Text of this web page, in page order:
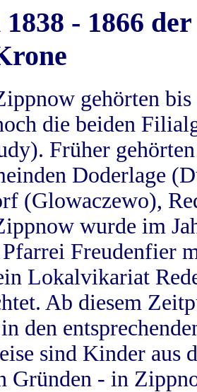
- 1866
gehörten
die beiden
Früher
Doderlage
(Glowaczewo),
wurde im
Pfarrei Freudenfier
Lokalvikariat
Ab diesem
den
sind Kinder aus
Gründen - in